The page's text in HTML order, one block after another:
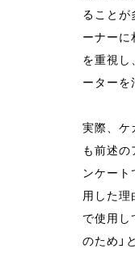
ることが
ーナーに
を重視し
ーターを
実際、ケ
も前述の
ンケート
用した理
で使用し
のため」